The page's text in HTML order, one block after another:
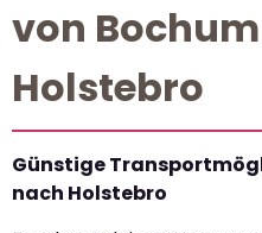
von
Holstebro
Günstige
nach Holstebro